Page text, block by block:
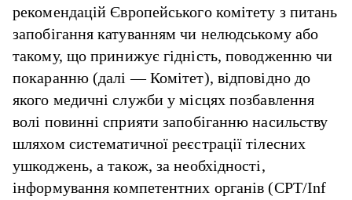
рекомендацій Європейського комітету з питань
запобігання катуванням чи нелюдському або
такому, що принижує гідність, поводженню чи
покаранню (далі — Комітет), відповідно до
якого медичні служби у місцях позбавлення
волі повинні сприяти запобіганню насильству
шляхом систематичної реєстрації тілесних
ушкоджень, а також, за необхідності,
інформування компетентних органів (CPT/Inf